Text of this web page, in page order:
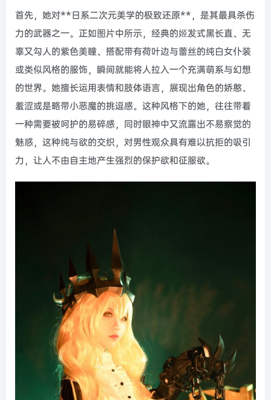
首先，她对**日系二次元美学的极致还原**，是其最具杀伤
力的武器之一。正如图片中所示，经典的姬发式黑长直、无
辜又勾人的紫色美瞳、搭配带有荷叶边与蕾丝的纯白女仆装
或类似风格的服饰，瞬间就能将人拉入一个充满萌系与幻想
的世界。她擅长运用表情和肢体语言，展现出角色的娇憨、
羞涩或是略带小恶魔的挑逗感。这种风格下的她，往往带着
一种需要被呵护的易碎感，同时眼神中又流露出不易察觉的
魅惑，这种纯与欲的交织，对男性观众具有难以抗拒的吸引
力，让人不由自主地产生强烈的保护欲和征服欲。